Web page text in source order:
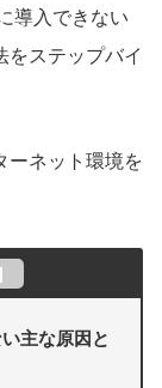
導入できない
をステップバイ
ーネット環境を
主な原因と